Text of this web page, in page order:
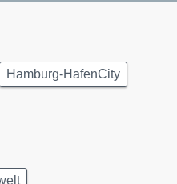
Hamburg-HafenCity